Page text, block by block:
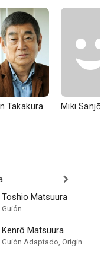
Takakura Miki Sanjō
Toshio Matsuura
Guión
Kenrō Matsuura
Guión Adaptado, Original Story